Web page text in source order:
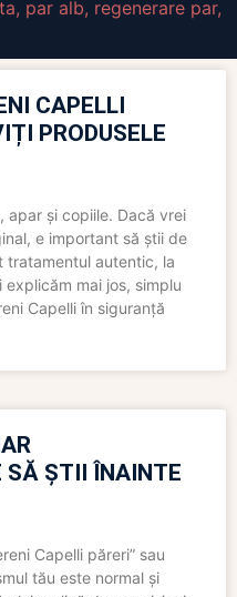
, par alb, regenerare par,
CAPELLI
PRODUSELE
apar și copiile. Dacă vrei
e important să știi de
tratamentul autentic, la
mai jos, simplu
Capelli în siguranță
SĂ ȘTII ÎNAINTE
Capelli păreri” sau
tău este normal și